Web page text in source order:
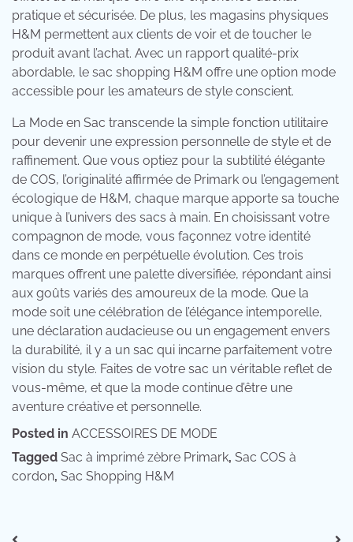
pratique et sécurisée. De plus, les magasins physiques
H&M permettent aux clients de voir et de toucher le
produit avant l’achat. Avec un rapport qualité-prix
abordable, le sac shopping H&M offre une option mode
accessible pour les amateurs de style conscient.
La Mode en Sac transcende la simple fonction utilitaire
pour devenir une expression personnelle de style et de
raffinement. Que vous optiez pour la subtilité élégante
de COS, l’originalité affirmée de Primark ou l’engagement
écologique de H&M, chaque marque apporte sa touche
unique à l’univers des sacs à main. En choisissant votre
compagnon de mode, vous façonnez votre identité
dans ce monde en perpétuelle évolution. Ces trois
marques offrent une palette diversifiée, répondant ainsi
aux goûts variés des amoureux de la mode. Que la
mode soit une célébration de l’élégance intemporelle,
une déclaration audacieuse ou un engagement envers
la durabilité, il y a un sac qui incarne parfaitement votre
vision du style. Faites de votre sac un véritable reflet de
vous-même, et que la mode continue d’être une
aventure créative et personnelle.
Posted in ACCESSOIRES DE MODE
Tagged Sac à imprimé zèbre Primark, Sac COS à
cordon, Sac Shopping H&M